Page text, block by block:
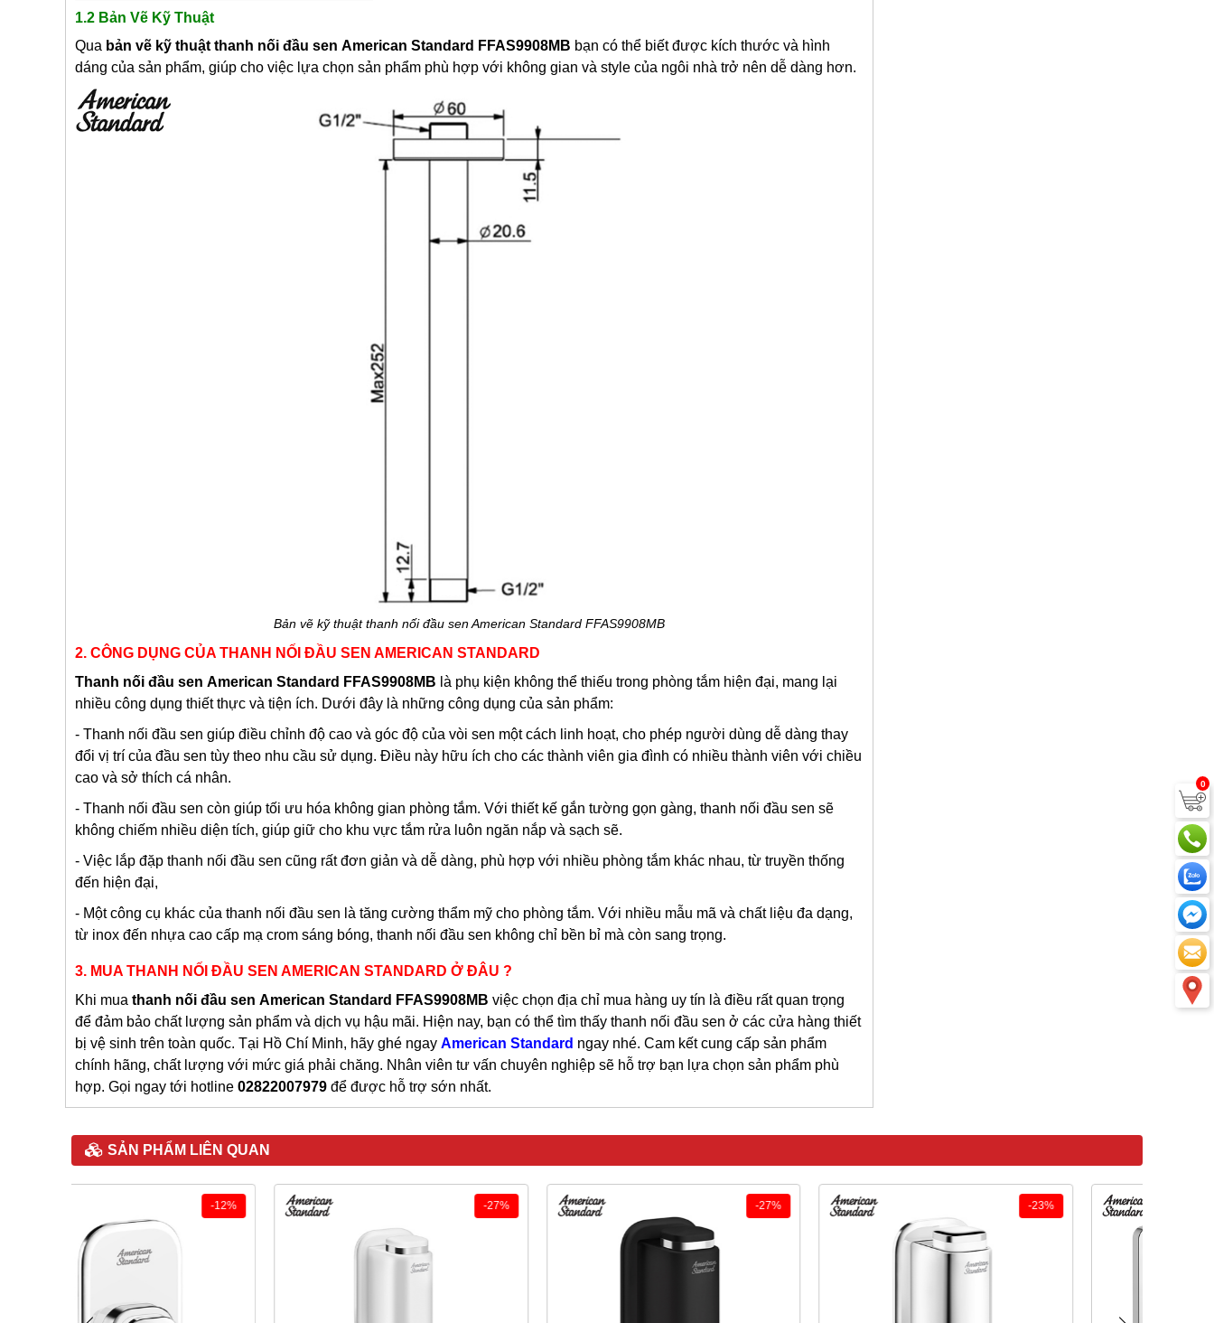
1.2 Bản Vẽ Kỹ Thuật
Qua bản vẽ kỹ thuật thanh nối đầu sen American Standard FFAS9908MB bạn có thể biết được kích thước và hình
dáng của sản phẩm, giúp cho việc lựa chọn sản phẩm phù hợp với không gian và style của ngôi nhà trở nên dễ dàng hơn.
Bản vẽ kỹ thuật thanh nối đầu sen American Standard FFAS9908MB
2. CÔNG DỤNG CỦA THANH NỐI ĐẦU SEN AMERICAN STANDARD
Thanh nối đầu sen American Standard FFAS9908MB là phụ kiện không thể thiếu trong phòng tắm hiện đại, mang lại
nhiều công dụng thiết thực và tiện ích. Dưới đây là những công dụng của sản phẩm:
- Thanh nối đầu sen giúp điều chỉnh độ cao và góc độ của vòi sen một cách linh hoạt, cho phép người dùng dễ dàng thay
đổi vị trí của đầu sen tùy theo nhu cầu sử dụng. Điều này hữu ích cho các thành viên gia đình có nhiều thành viên với chiều
cao và sở thích cá nhân.
- Thanh nối đầu sen còn giúp tối ưu hóa không gian phòng tắm. Với thiết kế gắn tường gọn gàng, thanh nối đầu sen sẽ
không chiếm nhiều diện tích, giúp giữ cho khu vực tắm rửa luôn ngăn nắp và sạch sẽ.
- Việc lắp đặp thanh nối đầu sen cũng rất đơn giản và dễ dàng, phù hợp với nhiều phòng tắm khác nhau, từ truyền thống
đến hiện đại,
- Một công cụ khác của thanh nối đầu sen là tăng cường thẩm mỹ cho phòng tắm. Với nhiều mẫu mã và chất liệu đa dạng,
từ inox đến nhựa cao cấp mạ crom sáng bóng, thanh nối đầu sen không chỉ bền bỉ mà còn sang trọng.
3. MUA THANH NỐI ĐẦU SEN AMERICAN STANDARD Ở ĐÂU ?
Khi mua thanh nối đầu sen American Standard FFAS9908MB việc chọn địa chỉ mua hàng uy tín là điều rất quan trọng
để đảm bảo chất lượng sản phẩm và dịch vụ hậu mãi. Hiện nay, bạn có thể tìm thấy thanh nối đầu sen ở các cửa hàng thiết
bị vệ sinh trên toàn quốc. Tại Hồ Chí Minh, hãy ghé ngay American Standard ngay nhé. Cam kết cung cấp sản phẩm
chính hãng, chất lượng với mức giá phải chăng. Nhân viên tư vấn chuyên nghiệp sẽ hỗ trợ bạn lựa chọn sản phẩm phù
hợp. Gọi ngay tới hotline 02822007979 để được hỗ trợ sớn nhất.
SẢN PHẨM LIÊN QUAN
-27% -27% -23% -35%
0